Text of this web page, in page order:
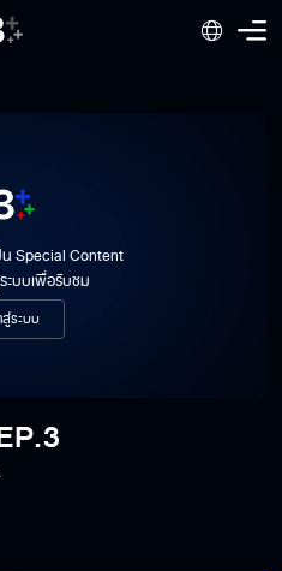
น Special Content
ะบบเพื่อรับชม
สู่ระบบ